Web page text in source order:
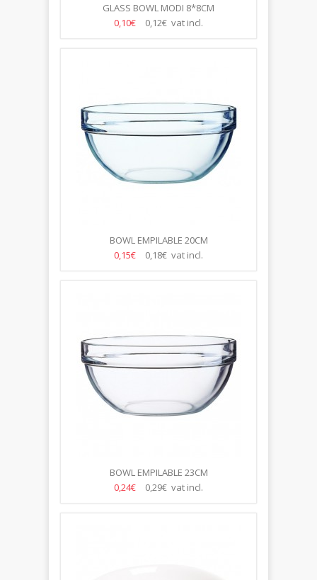
GLASS BOWL MODI 8*8CM
0,10€
0,12€ vat incl.
BOWL EMPILABLE 20CM
0,15€
0,18€ vat incl.
BOWL EMPILABLE 23CM
0,24€
0,29€ vat incl.